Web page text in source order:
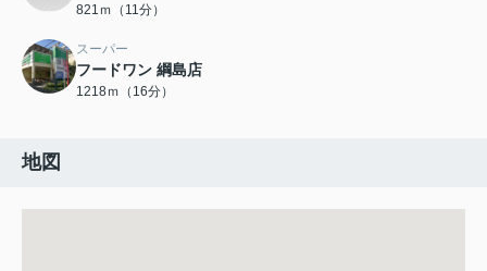
821ｍ（11分）
スーパー
フードワン 綱島店
1218ｍ（16分）
地図